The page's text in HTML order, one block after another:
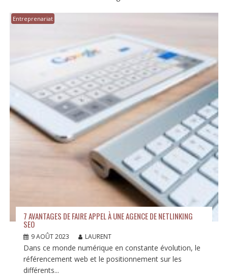
Entreprenariat
7 AVANTAGES DE FAIRE APPEL À UNE AGENCE DE NETLINKING
SEO
9 AOÛT 2023 LAURENT
Dans ce monde numérique en constante évolution, le
référencement web et le positionnement sur les
différents...